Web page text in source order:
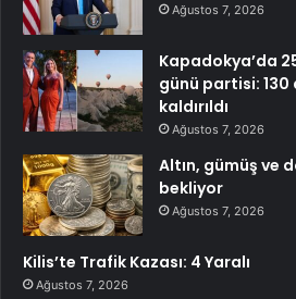
Ağustos 7, 2026
Kapadokya’da
günü partisi:
kaldırıldı
Ağustos 7, 2026
Altın, gümüş ve
bekliyor
Ağustos 7, 2026
Kilis’te Trafik Kazası: 4 Yaralı
Ağustos 7, 2026